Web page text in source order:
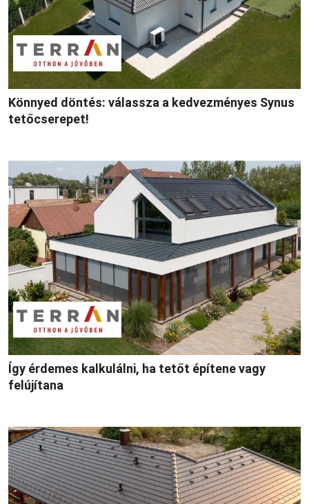
Könnyed döntés: válassza a kedvezményes Synus
tetőcserepet!
Így érdemes kalkulálni, ha tetőt építene vagy
felújítana